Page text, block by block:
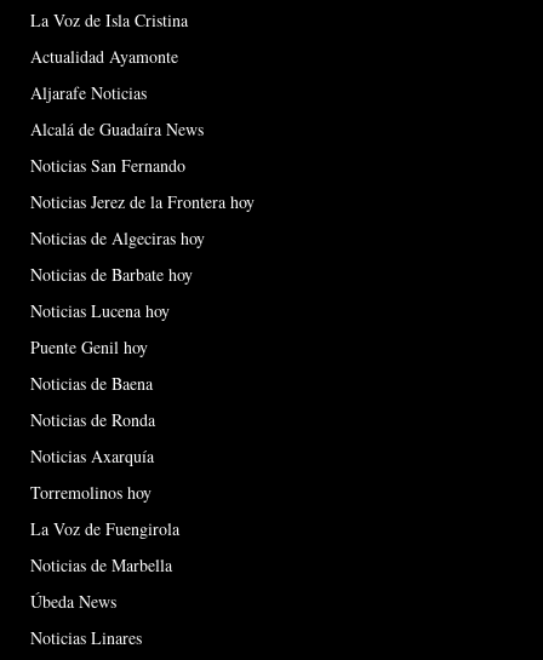
La Voz de Isla Cristina
Actualidad Ayamonte
Aljarafe Noticias
Alcalá de Guadaíra News
Noticias San Fernando
Noticias Jerez de la Frontera hoy
Noticias de Algeciras hoy
Noticias de Barbate hoy
Noticias Lucena hoy
Puente Genil hoy
Noticias de Baena
Noticias de Ronda
Noticias Axarquía
Torremolinos hoy
La Voz de Fuengirola
Noticias de Marbella
Úbeda News
Noticias Linares